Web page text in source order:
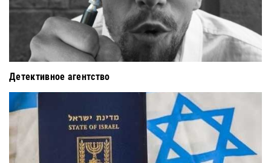
Детективное агентство